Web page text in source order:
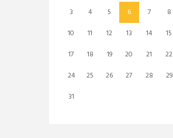
3
4 5 6 7 8
10
11 12 13 14 15
17
18 19 20 21 22
24
25 26 27 28 29
31